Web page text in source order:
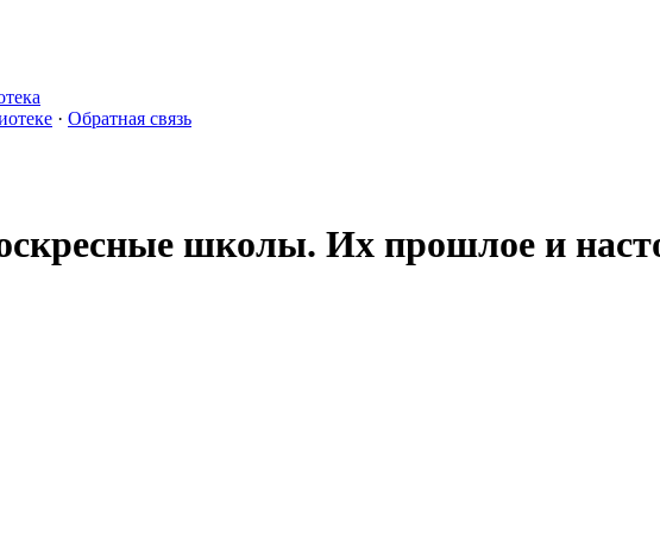
· Обратная связь
школы. Их прошлое и